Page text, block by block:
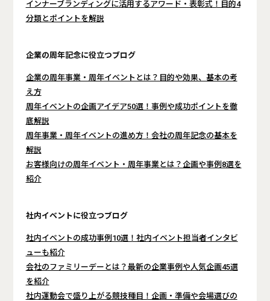
インナーブランディングに活用するアワード・表彰式！目的4
分類とポイントを解説
企業の周年記念に役立つブログ
企業の周年事業・周年イベントとは？目的や効果、基本の考
え方
周年イベントの企画アイデア50選！事例や成功ポイントを徹
底解説
周年事業・周年イベントの進め方！会社の周年記念の基本を
解説
お客様向けの周年イベント・周年事業とは？企画や事例8選を
紹介
社内イベントに役立つブログ
社内イベントの成功事例10選！社内イベント担当者インタビ
ューも紹介
会社のファミリーデーとは？最新の企業事例や人気企画45選
を紹介
社内運動会で盛り上がる競技種目！企画・準備や会場選びの